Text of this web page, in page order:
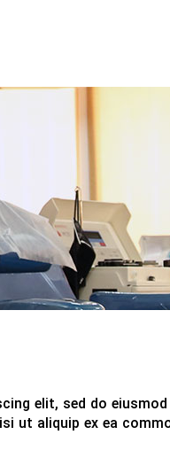
elit, sed do
ut aliquip ex ea